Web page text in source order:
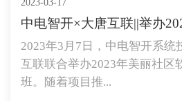
2023年3月7日，中电智开系统
互联联合举办2023年美丽社区
班。随着项目推...